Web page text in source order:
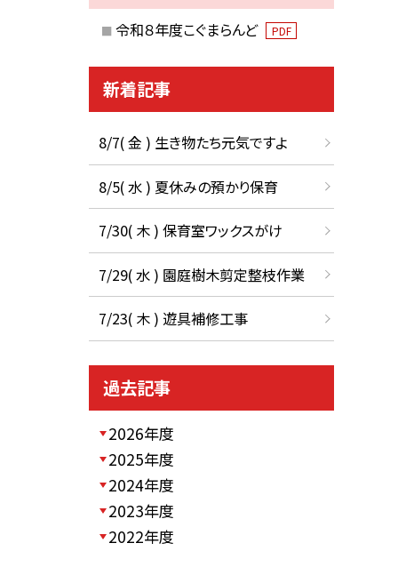
令和８年度こぐまらんど PDF
新着記事
8/7( 金 ) 生き物たち元気ですよ
8/5( 水 ) 夏休みの預かり保育
7/30( 木 ) 保育室ワックスがけ
7/29( 水 ) 園庭樹木剪定整枝作業
7/23( 木 ) 遊具補修工事
過去記事
2026年度
2025年度
2024年度
2023年度
2022年度